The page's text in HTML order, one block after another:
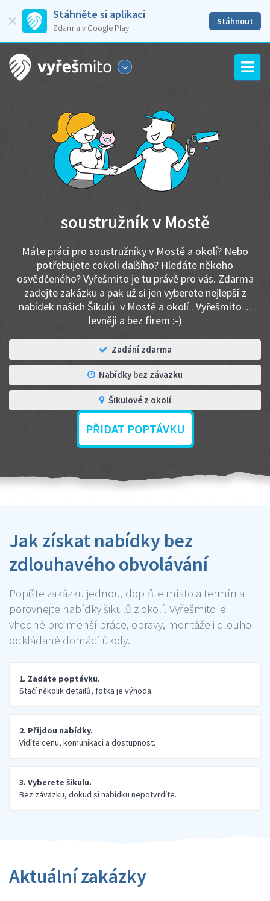
Stáhněte si aplikaci
Zdarma v Google Play
Stáhnout
soustružník v Mostě
Máte práci pro soustružníky v Mostě a okolí? Nebo
potřebujete cokoli dalšího? Hledáte někoho
osvědčeného? Vyřešmito je tu právě pro vás. Zdarma
zadejte zakázku a pak už si jen vyberete nejlepší z
nabídek našich Šikulů v Mostě a okolí . Vyřešmito ...
levněji a bez firem :-)
Zadání zdarma
Nabídky bez závazku
Šikulové z okolí
PŘIDAT POPTÁVKU
Jak získat nabídky bez
zdlouhavého obvolávání
Popište zakázku jednou, doplňte místo a termín a
porovnejte nabídky šikulů z okolí. Vyřešmito je
vhodné pro menší práce, opravy, montáže i dlouho
odkládané domácí úkoly.
1. Zadáte poptávku.
Stačí několik detailů, fotka je výhoda.
2. Přijdou nabídky.
Vidíte cenu, komunikaci a dostupnost.
3. Vyberete šikulu.
Bez závazku, dokud si nabídku nepotvrdíte.
Aktuální zakázky